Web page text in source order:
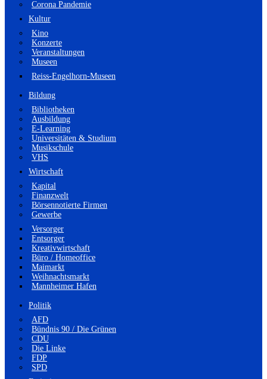
Corona Pandemie
Kultur
Kino
Konzerte
Veranstaltungen
Museen
Reiss-Engelhorn-Museen
Bildung
Bibliotheken
Ausbildung
E-Learning
Universitäten & Studium
Musikschule
VHS
Wirtschaft
Kapital
Finanzwelt
Börsennotierte Firmen
Gewerbe
Versorger
Entsorger
Kreativwirtschaft
Büro / Homeoffice
Maimarkt
Weihnachtsmarkt
Mannheimer Hafen
Politik
AFD
Bündnis 90 / Die Grünen
CDU
Die Linke
FDP
SPD